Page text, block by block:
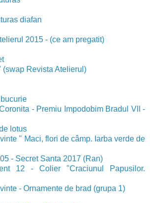
diafan
2015 - (ce am pregatit)
(swap Revista Atelierul)
- Premiu Impodobim Bradul VII -
lotus
" Maci, flori de câmp. Iarba verde de
- Secret Santa 2017 (Ran)
12 - Colier "Craciunul Papusilor.
- Ornamente de brad (grupa 1)